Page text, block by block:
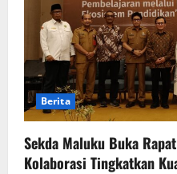
Berita
Sekda Maluku Buka
Kolaborasi Tingkatkan